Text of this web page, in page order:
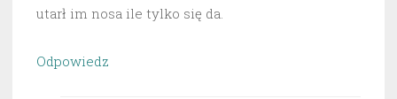
utarł im nosa ile tylko się da.
Odpowiedz